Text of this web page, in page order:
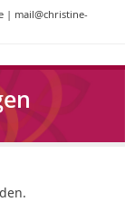
| mail@christine-